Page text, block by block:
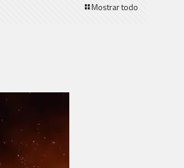
Mostrar todo